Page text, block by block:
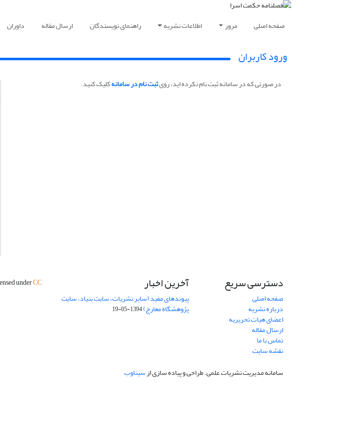
صفحه اصلی مرور اطلاعات نشریه راهنمای نویسندگان ارسال مقاله داوران
ورود کاربران
در صورتی که در سامانه ثبت نام نکرده اید، رویثبت نام در سامانهکلیک کنید.
دسترسی سریع
صفحه اصلی
درباره نشریه
اعضای هیات تحریریه
ارسال مقاله
تماس با ما
نقشه سایت
آخرین اخبار
پیوندهای مفید (سایر نشریات، سایت بنیاد، سایت
پژوهشگاه معارج)1394-05-19
underCC
سامانه مدیریت نشریات علمی.طراحی و پیاده سازی ازسیناوب